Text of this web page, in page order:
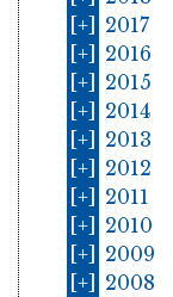
[+]
2017
[+]
2016
[+]
2015
[+]
2014
[+]
2013
[+]
2012
[+]
2011
[+]
2010
[+]
2009
[+]
2008